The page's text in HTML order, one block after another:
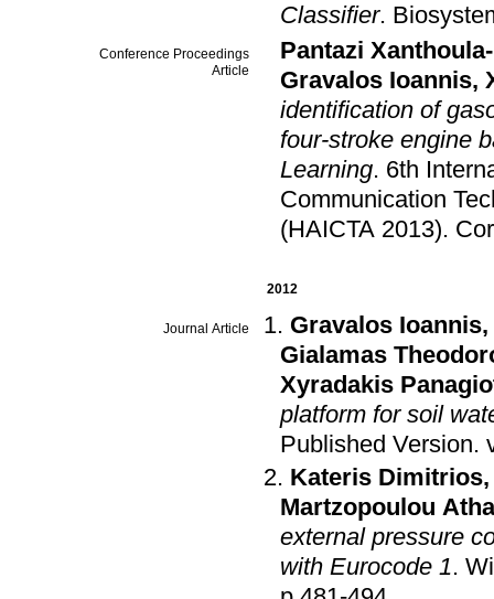
Classifier.
Conference Proceedings
Article
Pantazi
Gravalos Ioannis,
identification of
four-stroke engine
Learning. 6th
Communication
(HAICTA 2013).
2012
Journal Article Gravalos Ioannis,
Gialamas
Xyradakis
platform for soil
Published Version.
Kateris Dimitrios
Martzopoulou
external pressure
with Eurocode 1.